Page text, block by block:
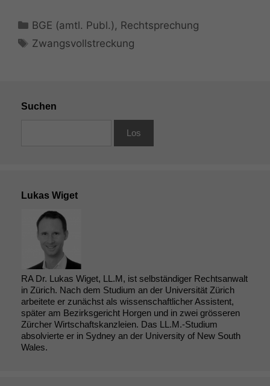
Kategorien
BGE (amtl. Publ.) , Rechtsprechung
Schlagwörter
Zwangsvollstreckung
Suchen
Lukas Wiget
RA Dr. Lukas Wiget, LL.M, ist selbständiger Rechtsanwalt
in Zürich. Nach dem Studium an der Universität Zürich
arbeitete er zunächst als wissenschaftlicher Assistent,
später am Bezirksgericht Horgen und in zwei grösseren
Zürcher Wirtschaftskanzleien. Das LL.M.-Studium
absolvierte er in Sydney an der University of New South
Wales.